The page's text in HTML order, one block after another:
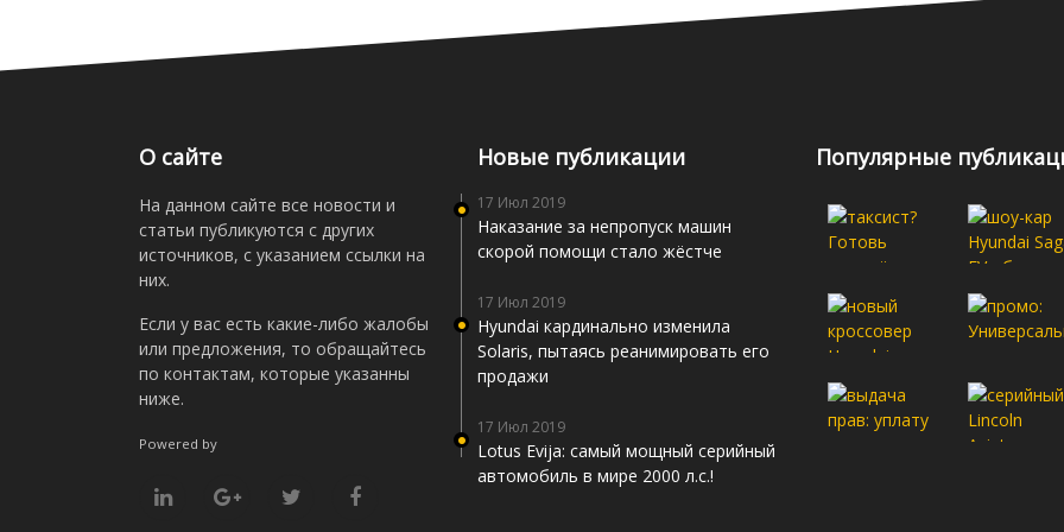
О сайте
На данном сайте все новости и
статьи публикуются с других
источников, с указанием ссылки на
них.
Если у вас есть какие-либо жалобы
или предложения, то обращайтесь
по контактам, которые указанны
ниже.
Powered by
Новые публикации
17 Июл 2019
Наказание за непропуск машин
скорой помощи стало жёстче
17 Июл 2019
Hyundai кардинально изменила
Solaris, пытаясь реанимировать его
продажи
17 Июл 2019
Lotus Evija: самый мощный серийный
автомобиль в мире 2000 л.с.!
Популярные